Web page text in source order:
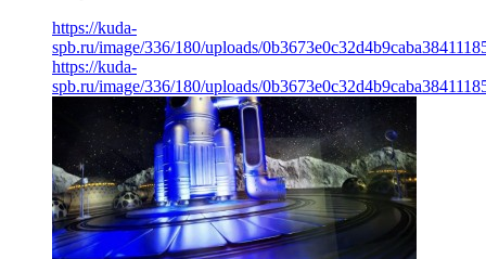
https://kuda-
spb.ru/image/336/180/uploads/
https://kuda-
spb.ru/image/336/180/uploads/